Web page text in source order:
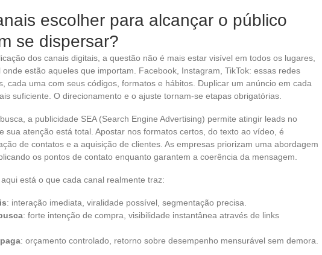
escolher para alcançar o público
se dispersar?
dos canais digitais, a questão não é mais estar visível em todos os lugares,
onde estão aqueles que importam. Facebook, Instagram, TikTok: essas redes
cada uma com seus códigos, formatos e hábitos. Duplicar um anúncio em cada
suficiente. O direcionamento e o ajuste tornam-se etapas obrigatórias.
a publicidade SEA (Search Engine Advertising) permite atingir leads no
sua atenção está total. Apostar nos formatos certos, do texto ao vídeo, é
de contatos e a aquisição de clientes. As empresas priorizam uma abordagem
os pontos de contato enquanto garantem a coerência da mensagem.
está o que cada canal realmente traz:
: interação imediata, viralidade possível, segmentação precisa.
: forte intenção de compra, visibilidade instantânea através de links
: orçamento controlado, retorno sobre desempenho mensurável sem demora.